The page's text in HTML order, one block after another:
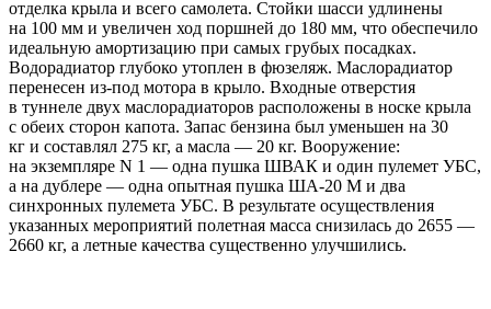
отделка крыла и всего самолета. Стойки шасси удлинены
на 100 мм и увеличен ход поршней до 180 мм, что обеспечило
идеальную амортизацию при самых грубых посадках.
Водорадиатор глубоко утоплен в фюзеляж. Маслорадиатор
перенесен из-под мотора в крыло. Входные отверстия
в туннеле двух маслорадиаторов расположены в носке крыла
с обеих сторон капота. Запас бензина был уменьшен на 30
кг и составлял 275 кг, а масла — 20 кг. Вооружение:
на экземпляре N 1 — одна пушка ШВАК и один пулемет УБС,
а на дублере — одна опытная пушка ША-20 М и два
синхронных пулемета УБС. В результате осуществления
указанных мероприятий полетная масса снизилась до 2655 —
2660 кг, а летные качества существенно улучшились.